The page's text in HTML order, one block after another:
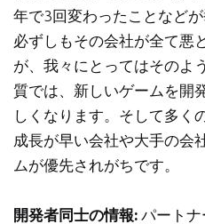
年で3回変わったことなど
必ずしもその会社が全て悪
が、我々にとってはそのよ
質では、新しいゲームを開
しくなります。そして多く
成長が早い会社や大手の会
ムが優先されがちです。
開発者同士の情報: パート